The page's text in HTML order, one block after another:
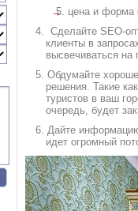
цена и форма
Сделайте SEO-
клиенты в
высвечиваться на
Обдумайте
решения. Такие
туристов в ваш
очередь, будет
Дайте
идет огромный